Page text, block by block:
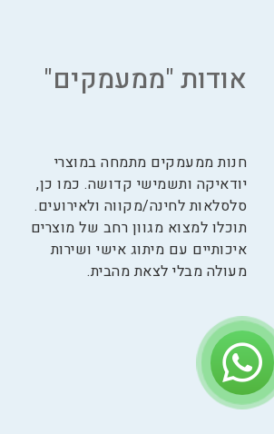
אודות "ממעמקים"
חנות ממעמקים מתמחה במוצרי
יודאיקה ותשמישי קדושה. כמו כן,
סלסלאות לחינה/מקווה ולאירועים.
תוכלו למצוא מגוון רחב של מוצרים
איכותיים עם מיתוג אישי ושירות
מעולה מבלי לצאת מהבית.